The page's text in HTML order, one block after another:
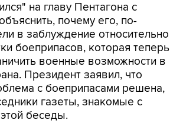
на главу Пентагона с
почему его, по-
в заблуждение относительно
боеприпасов, которая теперь
военные возможности в
Президент заявил, что
с боеприпасами решена,
газеты, знакомые с
беседы.